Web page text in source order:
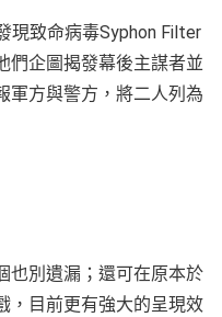
現致命病毒Syphon Filter
們企圖揭發幕後主謀者並
軍方與警方，將二人列為
也別遺漏；還可在原本於
，目前更有強大的呈現效